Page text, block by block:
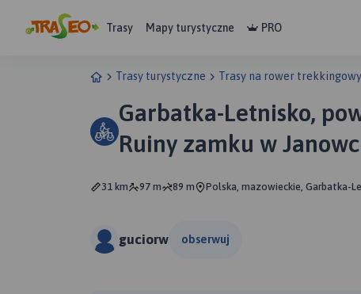
Trasy Mapy turystyczne PRO
Trasy turystyczne Trasy na rower trekkingowy
Garbatka-Letnisko,
Ruiny zamku w
31 km 97 m 89 m Polska, mazowieckie, Garbatka-
guciorw obserwuj